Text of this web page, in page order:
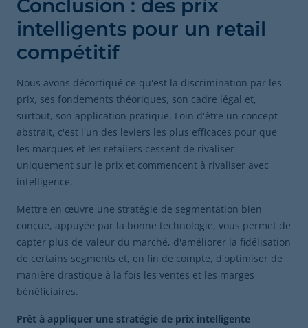
Conclusion : des prix
intelligents pour un retail
compétitif
Nous avons décortiqué ce qu'est la discrimination par les
prix, ses fondements théoriques, son cadre légal et,
surtout, son application pratique. Loin d'être un concept
abstrait, c'est l'un des leviers les plus efficaces pour que
les marques et les retailers cessent de rivaliser
uniquement sur le prix et commencent à rivaliser avec
intelligence.
Mettre en œuvre une stratégie de segmentation bien
conçue, appuyée par la bonne technologie, vous permet de
capter plus de valeur du marché, d'améliorer la fidélisation
de certains segments et, en fin de compte, d'optimiser de
manière drastique à la fois les ventes et les marges
bénéficiaires.
Prêt à appliquer une stratégie de prix intelligente